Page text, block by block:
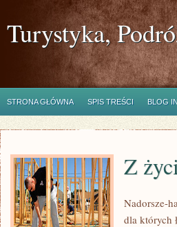
Turystyka,
STRONA GŁÓWNA SPIS TREŚCI BLOG
Z
Nadorsze-
dla których